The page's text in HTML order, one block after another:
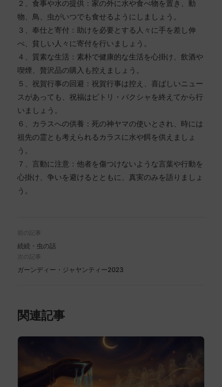
２、食事や水の提供：家の外に水や食べ物を置き、動
物、鳥、虫がいつでも食せるようにしましょう。
３、奉仕と寄付：助けを必要とする人々に手を差し伸
べ、貧しい人々に寄付を行いましょう。
４、質素な生活：素朴で健康的な生活を心掛け、飲酒や
喫煙、贅沢品の購入も控えましょう。
５、祝賀行事の回避：祝賀行事は控え、喜ばしいニュー
スがあっても、祝福はピトリ・パクシャを終えてから行
いましょう。
６、カラスへの供養：死の神ヤマの使いとされ、時には
祖先の霊とも考えられるカラスに水や餌を供えましょ
う。
７、言動に注意：他者を傷つけないような言葉や行動を
心掛け、争いを避けるとともに、真実のみを語りましょ
う。
前の記事
続続・虫の話
次の記事
ガーンディー・ジャヤンティー2023
関連記事